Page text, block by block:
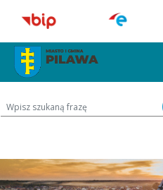
Wyszukiwarka treści na stronie